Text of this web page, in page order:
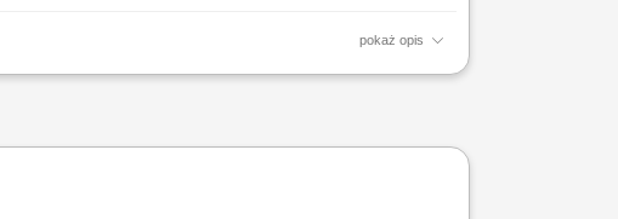
pokaż opis
awarii i realizacja bieżących napraw